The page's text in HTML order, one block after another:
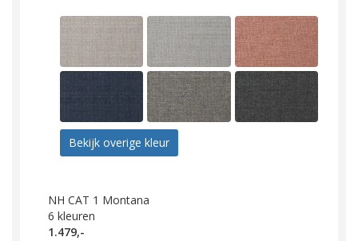
Bekijk overige kleur
NH CAT 1 Montana
6 kleuren
1.479,-